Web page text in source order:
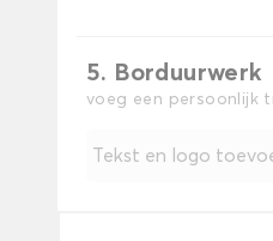
5. Borduurwerk
voeg een persoonlijk
Tekst en logo